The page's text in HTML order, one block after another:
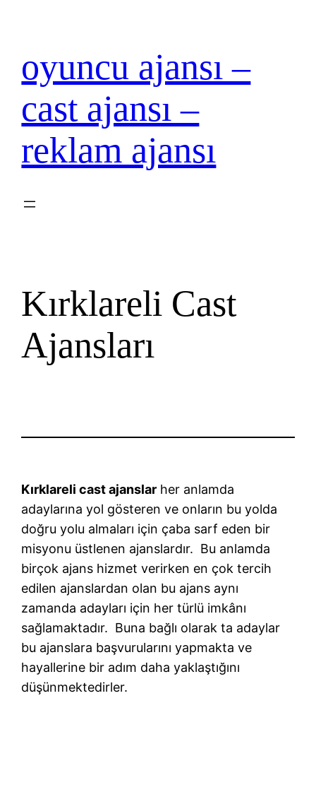
oyuncu ajansı –
cast ajansı –
reklam ajansı
Kırklareli Cast
Ajansları
Kırklareli cast ajanslar her anlamda
adaylarına yol gösteren ve onların bu yolda
doğru yolu almaları için çaba sarf eden bir
misyonu üstlenen ajanslardır. Bu anlamda
birçok ajans hizmet verirken en çok tercih
edilen ajanslardan olan bu ajans aynı
zamanda adayları için her türlü imkânı
sağlamaktadır. Buna bağlı olarak ta adaylar
bu ajanslara başvurularını yapmakta ve
hayallerine bir adım daha yaklaştığını
düşünmektedirler.